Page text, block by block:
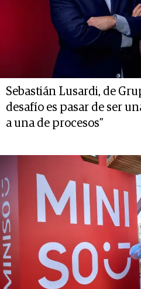
Sebastián Lusardi, de
desafío es pasar de ser
a una de procesos”